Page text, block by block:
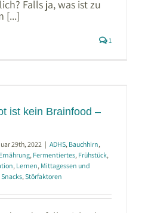
Falls ja, was ist zu
[...]
1
ist kein Brainfood –
29th, 2022 | ADHS, Bauchhirn,
Ernährung, Fermentiertes, Frühstück,
, Lernen, Mittagessen und
Snacks,Störfaktoren